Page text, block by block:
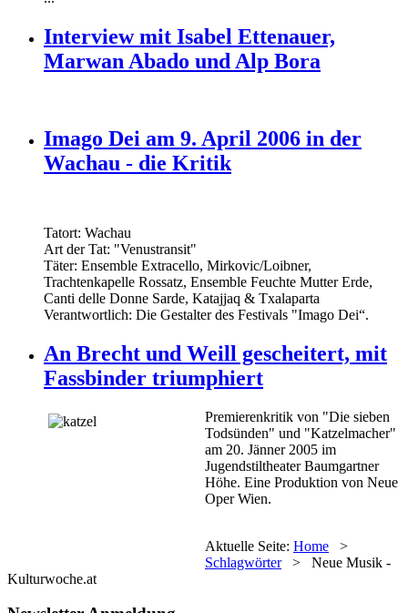
Interview mit Isabel Ettenauer,
Marwan Abado und Alp Bora
Imago Dei am 9. April 2006 in der
Wachau - die Kritik
Tatort: Wachau
Art der Tat: "Venustransit"
Täter: Ensemble Extracello, Mirkovic/Loibner,
Trachtenkapelle Rossatz, Ensemble Feuchte Mutter Erde,
Canti delle Donne Sarde, Katajjaq & Txalaparta
Verantwortlich: Die Gestalter des Festivals "Imago Dei“.
An Brecht und Weill gescheitert, mit
Fassbinder triumphiert
Premierenkritik von "Die sieben
Todsünden" und "Katzelmacher"
am 20. Jänner 2005 im
Jugendstiltheater Baumgartner
Höhe. Eine Produktion von Neue
Oper Wien.
Aktuelle Seite: Home
>
Schlagwörter
> Neue Musik -
Kulturwoche.at